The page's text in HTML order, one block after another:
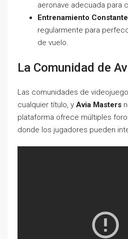
aeronave adecuada para
Entrenamiento
regularmente para
de vuelo.
La Comunidad de
Las comunidades de
cualquier título, y Avia Masters
plataforma ofrece múltiples
donde los jugadores pueden